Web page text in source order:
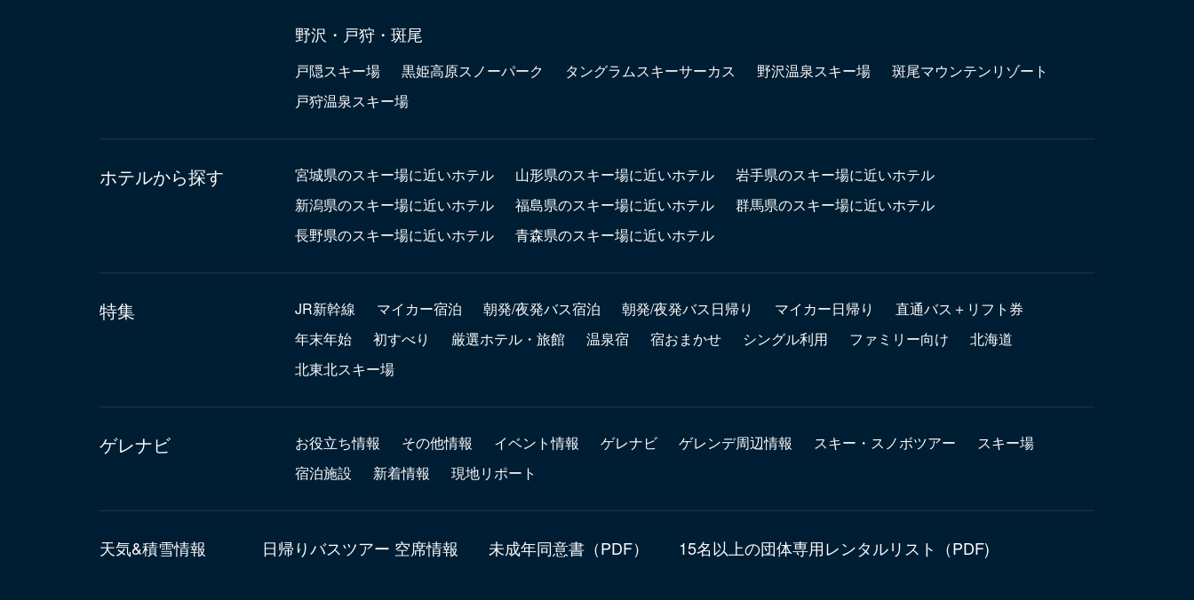
野沢・戸狩・斑尾
戸隠スキー場 黒姫高原スノーパーク タングラムスキーサーカス 野沢温泉スキー場
斑尾マウンテンリゾート
戸狩温泉スキー場
ホテルから探す 宮城県のスキー場に近いホテル 山形県のスキー場に近いホテル
岩手県のスキー場に近いホテル
新潟県のスキー場に近いホテル
福島県のスキー場に近いホテル
群馬県のスキー場に近いホテル
長野県のスキー場に近いホテル
青森県のスキー場に近いホテル
特集 JR新幹線 マイカー宿泊 朝発/夜発バス宿泊 朝発/夜発バス日帰り マイカー日帰り
直通バス＋リフト券
年末年始
初すべり 厳選ホテル・旅館 温泉宿 宿おまかせ シングル利用 ファミリー向け
北海道
北東北スキー場
ゲレナビ お役立ち情報 その他情報 イベント情報 ゲレナビ ゲレンデ周辺情報 スキー・スノボツアー
スキー場
宿泊施設
新着情報 現地リポート
天気&積雪情報 日帰りバスツアー 空席情報 未成年同意書（PDF） 15名以上の団体専用レンタルリスト（PDF)